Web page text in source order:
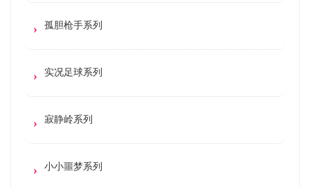
孤胆枪手系列
实况足球系列
寂静岭系列
小小噩梦系列